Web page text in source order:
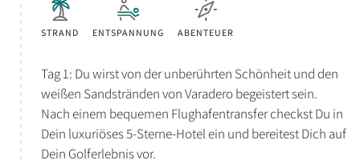
STRAND ENTSPANNUNG ABENTEUER
Tag 1: Du wirst von der unberührten Schönheit und den
weißen Sandstränden von Varadero begeistert sein.
Nach einem bequemen Flughafentransfer checkst Du in
Dein luxuriöses 5-Sterne-Hotel ein und bereitest Dich auf
Dein Golferlebnis vor.